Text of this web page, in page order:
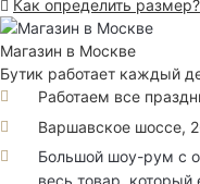
Как определить размер?
Магазин в Москве
Бутик работает каждый
Работаем все
Варшавское шоссе,
Большой шоу-рум с